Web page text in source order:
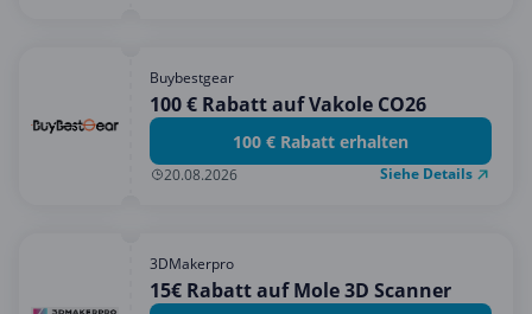
Buybestgear
100 € Rabatt auf Vakole CO26
100 € Rabatt erhalten
20.08.2026 Siehe Details
3DMakerpro
15€ Rabatt auf Mole 3D Scanner